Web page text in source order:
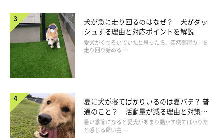
どうも大吉は斜面の起伏を見てどう転がっていくかも計算してい
犬が急に走り回るのはなぜ？ 犬がダッ
シュする理由と対応ポイントを解説
愛犬がくつろいでいたと思ったら、突然部屋の中を
走り回り始める …
夏に犬が寝てばかりいるのは夏バテ？ 普
通のこと？ 活動量が減る理由と対策と
は
暑い季節になると愛犬があまり動かず寝てばかりだ
と感じる飼い主 …